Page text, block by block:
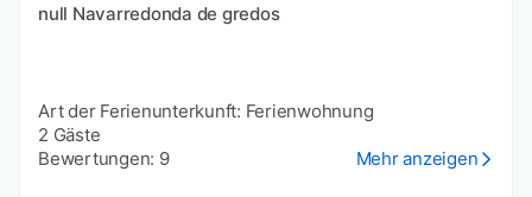
null Navarredonda de gredos
Art der Ferienunterkunft: Ferienwohnung
2 Gäste
Bewertungen: 9
Mehr anzeigen